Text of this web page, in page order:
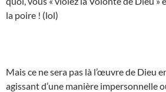
la poire ! (lol)
Mais ce ne sera pas là l’œuvre de Dieu
agissant d’une manière impersonnelle